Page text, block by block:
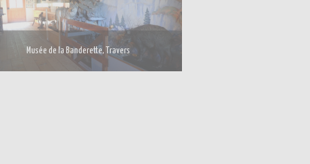
Musée de la Banderette, Travers